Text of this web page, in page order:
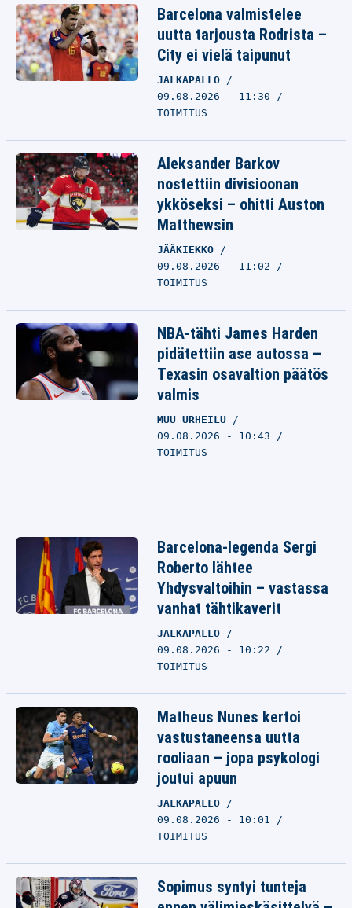
Barcelona valmistelee
uutta tarjousta Rodrista –
City ei vielä taipunut
JALKAPALLO
09.08.2026 - 11:30
TOIMITUS
Aleksander Barkov
nostettiin divisioonan
ykköseksi – ohitti Auston
Matthewsin
JÄÄKIEKKO
09.08.2026 - 11:02
TOIMITUS
NBA-tähti James Harden
pidätettiin ase autossa –
Texasin osavaltion päätös
valmis
MUU URHEILU
09.08.2026 - 10:43
TOIMITUS
Barcelona-legenda Sergi
Roberto lähtee
Yhdysvaltoihin – vastassa
vanhat tähtikaverit
JALKAPALLO
09.08.2026 - 10:22
TOIMITUS
Matheus Nunes kertoi
vastustaneensa uutta
rooliaan – jopa psykologi
joutui apuun
JALKAPALLO
09.08.2026 - 10:01
TOIMITUS
Sopimus syntyi tunteja